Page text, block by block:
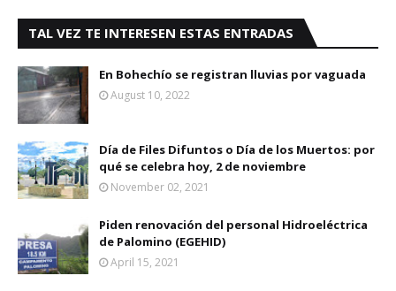
TAL VEZ TE INTERESEN ESTAS ENTRADAS
En Bohechío se registran lluvias por vaguada
August 10, 2022
Día de Files Difuntos o Día de los Muertos: por
qué se celebra hoy, 2 de noviembre
November 02, 2021
Piden renovación del personal Hidroeléctrica
de Palomino (EGEHID)
April 15, 2021